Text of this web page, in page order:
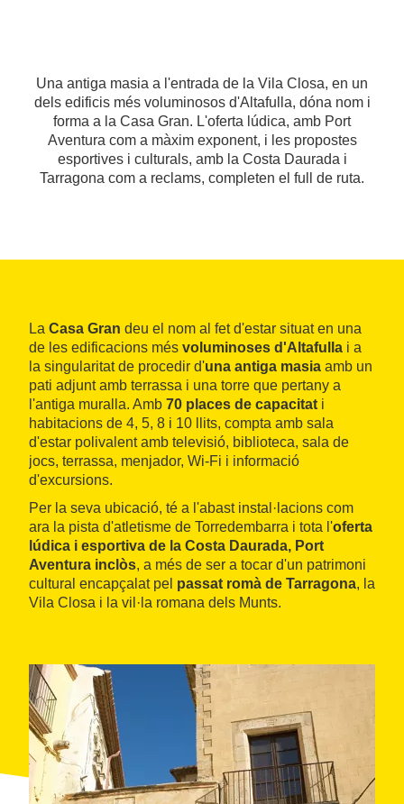
Una antiga masia a l'entrada de la Vila Closa, en un
dels edificis més voluminosos d'Altafulla, dóna nom i
forma a la Casa Gran. L'oferta lúdica, amb Port
Aventura com a màxim exponent, i les propostes
esportives i culturals, amb la Costa Daurada i
Tarragona com a reclams, completen el full de ruta.
La Casa Gran deu el nom al fet d'estar situat en una
de les edificacions més voluminoses d'Altafulla i a
la singularitat de procedir d'una antiga masia amb un
pati adjunt amb terrassa i una torre que pertany a
l'antiga muralla. Amb 70 places de capacitat i
habitacions de 4, 5, 8 i 10 llits, compta amb sala
d'estar polivalent amb televisió, biblioteca, sala de
jocs, terrassa, menjador, Wi-Fi i informació
d'excursions.
Per la seva ubicació, té a l'abast instal·lacions com
ara la pista d'atletisme de Torredembarra i tota l'oferta
lúdica i esportiva de la Costa Daurada, Port
Aventura inclòs, a més de ser a tocar d'un patrimoni
cultural encapçalat pel passat romà de Tarragona, la
Vila Closa i la vil·la romana dels Munts.